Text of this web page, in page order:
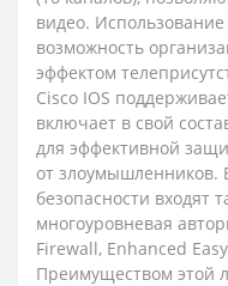
видео.
возможность
эффектом
Cisco IOS
включает в свой
для эффективной
от злоумышленников.
безопасности входят
многоуровневая
Firewall, Enhanced
Преимуществом этой